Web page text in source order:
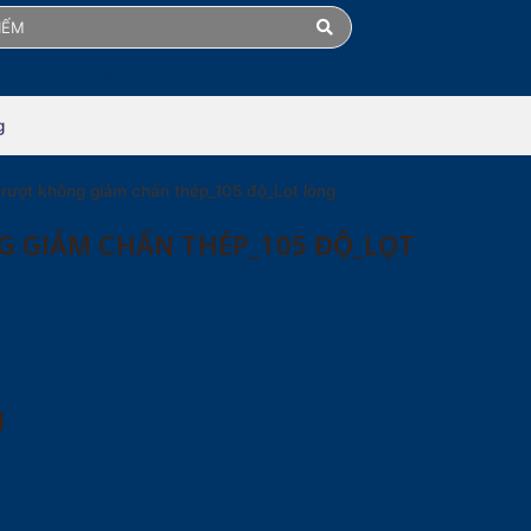
không giảm chấn thép_105 độ_Lọt lòng
GIẢM CHẤN THÉP_105 ĐỘ_LỌT